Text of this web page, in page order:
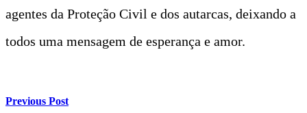
agentes da Proteção Civil e dos autarcas, deixando a
todos uma mensagem de esperança e amor.
Previous Post